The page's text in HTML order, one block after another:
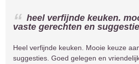
heel verfijnde keuken.
vaste gerechten en
Heel verfijnde keuken. Mooie keuze
suggesties. Goed gelegen en